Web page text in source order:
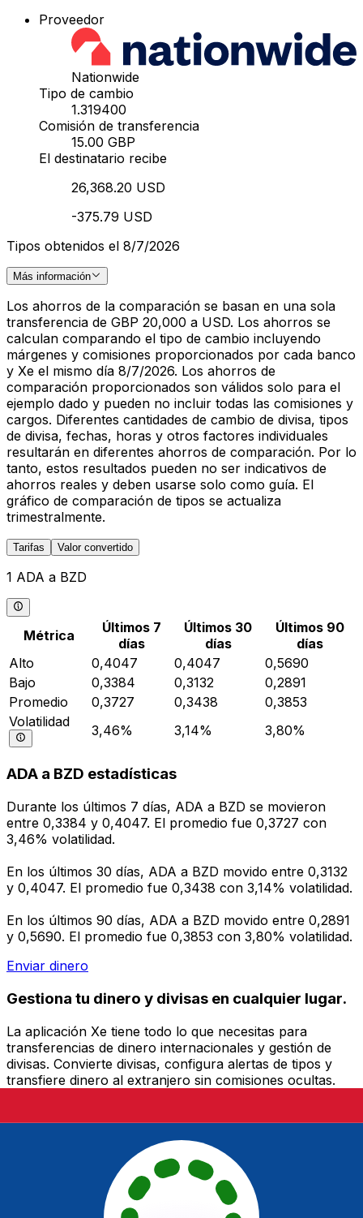
Proveedor
Nationwide
Tipo de cambio
1.319400
Comisión de transferencia
15.00 GBP
El destinatario recibe
26,368.20 USD
-375.79 USD
Tipos obtenidos el 8/7/2026
Más información
Los ahorros de la comparación se basan en una sola
transferencia de GBP 20,000 a USD. Los ahorros se
calculan comparando el tipo de cambio incluyendo
márgenes y comisiones proporcionados por cada banco
y Xe el mismo día 8/7/2026. Los ahorros de
comparación proporcionados son válidos solo para el
ejemplo dado y pueden no incluir todas las comisiones y
cargos. Diferentes cantidades de cambio de divisa, tipos
de divisa, fechas, horas y otros factores individuales
resultarán en diferentes ahorros de comparación. Por lo
tanto, estos resultados pueden no ser indicativos de
ahorros reales y deben usarse solo como guía. El
gráfico de comparación de tipos se actualiza
trimestralmente.
Tarifas Valor convertido
1 ADA a BZD
Métrica
Últimos 7
días
Últimos 30
días
Últimos 90
días
Alto
0,4047 0,4047
0,5690
Bajo
0,3384 0,3132
0,2891
Promedio
0,3727 0,3438
0,3853
Volatilidad
3,46% 3,14% 3,80%
ADA a BZD estadísticas
Durante los últimos 7 días, ADA a BZD se movieron
entre 0,3384 y 0,4047. El promedio fue 0,3727 con
3,46% volatilidad.
En los últimos 30 días, ADA a BZD movido entre 0,3132
y 0,4047. El promedio fue 0,3438 con 3,14% volatilidad.
En los últimos 90 días, ADA a BZD movido entre 0,2891
y 0,5690. El promedio fue 0,3853 con 3,80% volatilidad.
Enviar dinero
Gestiona tu dinero y divisas en cualquier lugar.
La aplicación Xe tiene todo lo que necesitas para
transferencias de dinero internacionales y gestión de
divisas. Convierte divisas, configura alertas de tipos y
transfiere dinero al extranjero sin comisiones ocultas.